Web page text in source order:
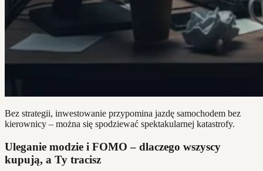
Bez strategii, inwestowanie przypomina jazdę samochodem bez
kierownicy – można się spodziewać spektakularnej katastrofy.
Uleganie modzie i FOMO – dlaczego wszyscy
kupują, a Ty tracisz